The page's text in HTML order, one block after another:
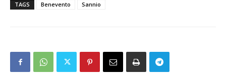
TAGS Benevento Sannio